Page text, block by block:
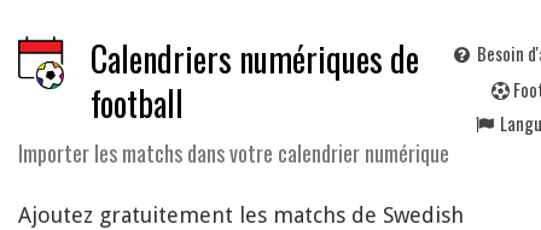
Calendriers numériques de
football
Importer les matchs dans votre calendrier numérique
Besoin
F
Ajoutez gratuitement les matchs de Swedish